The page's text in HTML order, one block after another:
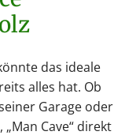
das ideale
alles hat. Ob
Garage oder
Cave“ direkt